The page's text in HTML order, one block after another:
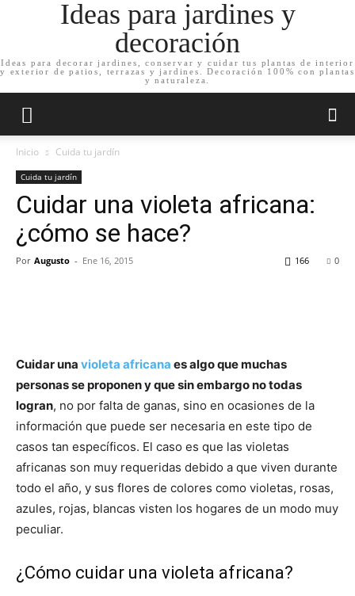
Ideas para jardines y
decoración
Ideas para decorar jardines, conservar y cuidar tus plantas de interior
y exterior de patios, terrazas y jardines. Decoración 100% con plantas
y naturaleza.
Inicio Cuida tu jardín
Cuida tu jardín
Cuidar una violeta africana:
¿cómo se hace?
Por Augusto - Ene 16, 2015 0
166
Cuidar una violeta africana es algo que muchas
personas se proponen y que sin embargo no todas
logran, no por falta de ganas, sino en ocasiones de la
información que puede ser necesaria en este tipo de
casos tan específicos. El caso es que las violetas
africanas son muy requeridas debido a que viven durante
todo el año, y sus flores de colores como violetas, rosas,
azules, rojas, blancas visten los hogares de un modo muy
peculiar.
¿Cómo cuidar una violeta africana?